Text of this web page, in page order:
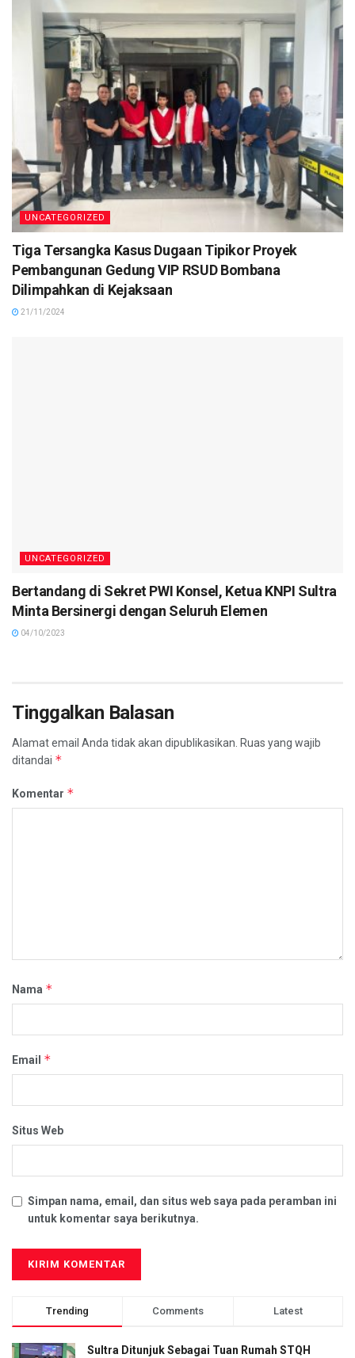
UNCATEGORIZED
Tiga Tersangka Kasus Dugaan Tipikor Proyek
Pembangunan Gedung VIP RSUD Bombana
Dilimpahkan di Kejaksaan
21/11/2024
UNCATEGORIZED
Bertandang di Sekret PWI Konsel, Ketua KNPI Sultra
Minta Bersinergi dengan Seluruh Elemen
04/10/2023
Tinggalkan Balasan
Alamat email Anda tidak akan dipublikasikan. Ruas yang wajib
ditandai *
Komentar *
Nama *
Email *
Situs Web
Simpan nama, email, dan situs web saya pada peramban ini
untuk komentar saya berikutnya.
Trending Comments Latest
Sultra Ditunjuk Sebagai Tuan Rumah STQH